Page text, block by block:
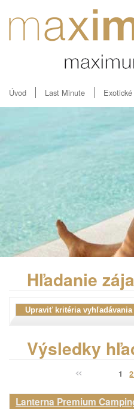
Úvod Last Minute
Hľadanie
Výsledky
1 2
Lanterna Premium